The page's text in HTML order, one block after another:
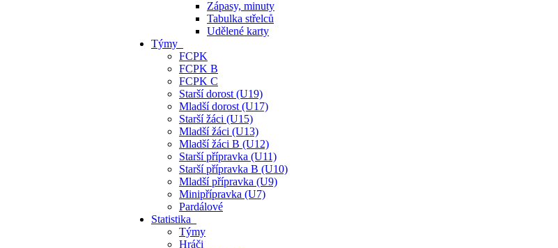
Zápasy, minuty
Tabulka střelců
Udělené karty
Týmy
FCPK
FCPK B
FCPK C
Starší dorost (U19)
Mladší dorost (U17)
Starší žáci (U15)
Mladší žáci (U13)
Mladší žáci B (U12)
Starší přípravka (U11)
Starší přípravka B (U10)
Mladší přípravka (U9)
Minipřípravka (U7)
Pardálové
Statistika
Týmy
Hráči